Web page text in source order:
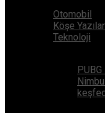
Otomobil
Köşe
Teknoloji